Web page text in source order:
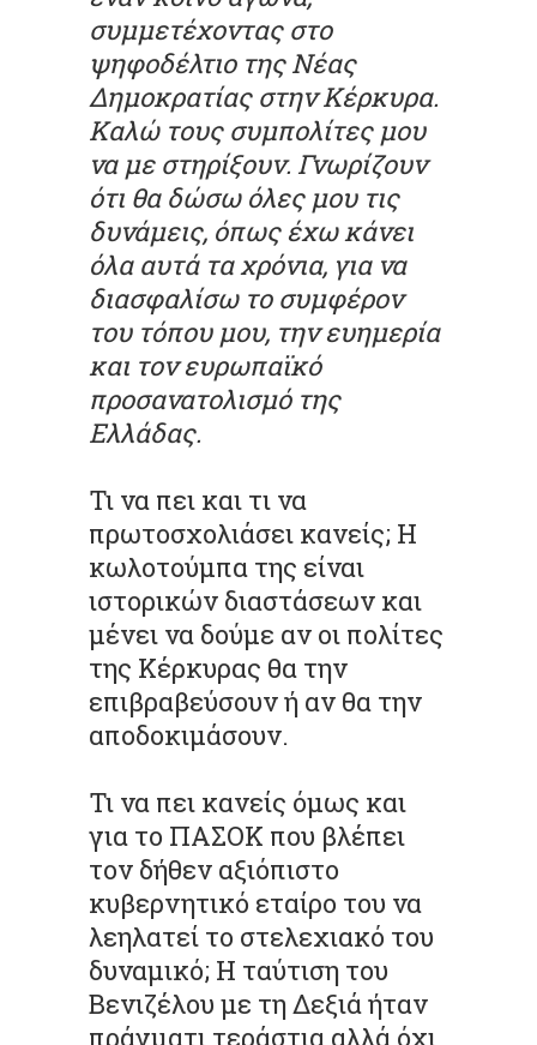
συμμετέχοντας στο
ψηφοδέλτιο της Νέας
Δημοκρατίας στην Κέρκυρα.
Καλώ τους συμπολίτες μου
να με στηρίξουν. Γνωρίζουν
ότι θα δώσω όλες μου τις
δυνάμεις, όπως έχω κάνει
όλα αυτά τα χρόνια, για να
διασφαλίσω το συμφέρον
του τόπου μου, την ευημερία
και τον ευρωπαϊκό
προσανατολισμό της
Ελλάδας.
Τι να πει και τι να
πρωτοσχολιάσει κανείς; Η
κωλοτούμπα της είναι
ιστορικών διαστάσεων και
μένει να δούμε αν οι πολίτες
της Κέρκυρας θα την
επιβραβεύσουν ή αν θα την
αποδοκιμάσουν.
Τι να πει κανείς όμως και
για το ΠΑΣΟΚ που βλέπει
τον δήθεν αξιόπιστο
κυβερνητικό εταίρο του να
λεηλατεί το στελεχιακό του
δυναμικό; Η ταύτιση του
Βενιζέλου με τη Δεξιά ήταν
πράγματι τεράστια αλλά όχι